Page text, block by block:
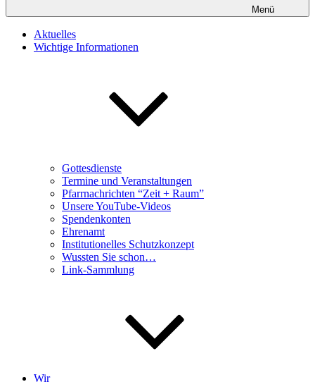
Menü
Aktuelles
Wichtige Informationen
Gottesdienste
Termine und Veranstaltungen
Pfarrnachrichten “Zeit + Raum”
Unsere YouTube-Videos
Spendenkonten
Ehrenamt
Institutionelles Schutzkonzept
Wussten Sie schon…
Link-Sammlung
Wir